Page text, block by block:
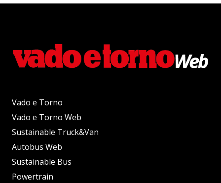
Vado e Torno
Vado e Torno Web
Sustainable Truck&Van
Autobus Web
Sustainable Bus
Powertrain